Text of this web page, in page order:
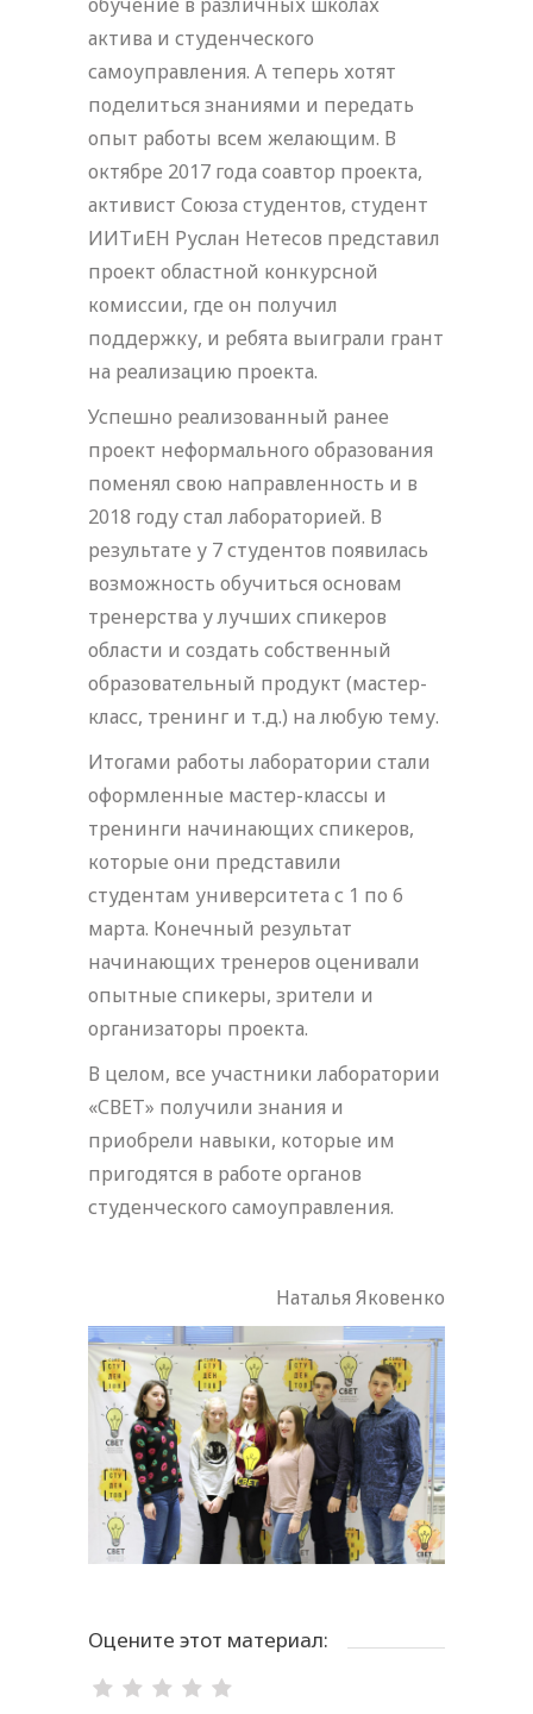
актива и студенческого
самоуправления. А теперь хотят
поделиться знаниями и передать
опыт работы всем желающим. В
октябре 2017 года соавтор проекта,
активист Союза студентов, студент
ИИТиЕН Руслан Нетесов представил
проект областной конкурсной
комиссии, где он получил
поддержку, и ребята выиграли грант
на реализацию проекта.
Успешно реализованный ранее
проект неформального образования
поменял свою направленность и в
2018 году стал лабораторией. В
результате у 7 студентов появилась
возможность обучиться основам
тренерства у лучших спикеров
области и создать собственный
образовательный продукт (мастер-
класс, тренинг и т.д.) на любую тему.
Итогами работы лаборатории стали
оформленные мастер-классы и
тренинги начинающих спикеров,
которые они представили
студентам университета с 1 по 6
марта. Конечный результат
начинающих тренеров оценивали
опытные спикеры, зрители и
организаторы проекта.
В целом, все участники лаборатории
«СВЕТ» получили знания и
приобрели навыки, которые им
пригодятся в работе органов
студенческого самоуправления.
Наталья Яковенко
Оцените этот материал: